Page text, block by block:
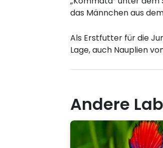
das Männchen aus
Als Erstfutter für die
Lage, auch Nauplien
Andere